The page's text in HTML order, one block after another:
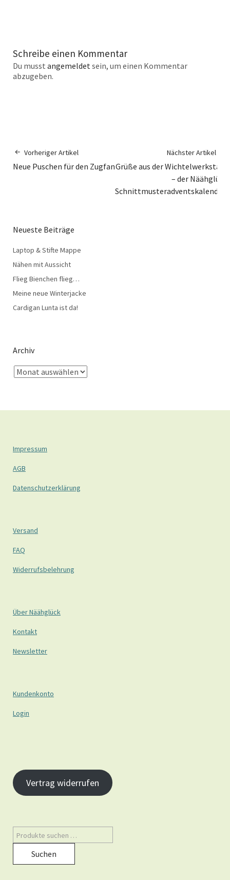
Schreibe einen Kommentar
Du musst angemeldetsein, um einen Kommentar
abzugeben.
Vorheriger Artikel
Neue Puschen für den Zugfan
Nächster Artikel
Grüße aus der Wichtelwerkstatt
– der Näähglück
Schnittmusteradventskalender!
Neueste Beiträge
Laptop & Stifte Mappe
Nähen mit Aussicht
Flieg Bienchen flieg…
Meine neue Winterjacke
Cardigan Lunta ist da!
Archiv
Impressum
AGB
Datenschutzerklärung
Versand
FAQ
Widerrufsbelehrung
Über Näähglück
Kontakt
Newsletter
Kundenkonto
Login
Vertrag widerrufen
Suchen